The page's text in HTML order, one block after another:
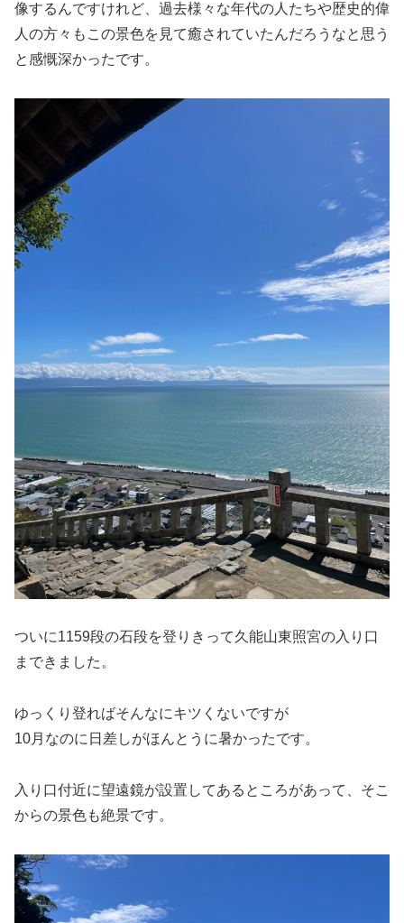
像するんですけれど、過去様々な年代の人たちや歴史的偉
人の方々もこの景色を見て癒されていたんだろうなと思う
と感慨深かったです。
ついに1159段の石段を登りきって久能山東照宮の入り口
まできました。
ゆっくり登ればそんなにキツくないですが
10月なのに日差しがほんとうに暑かったです。
入り口付近に望遠鏡が設置してあるところがあって、そこ
からの景色も絶景です。